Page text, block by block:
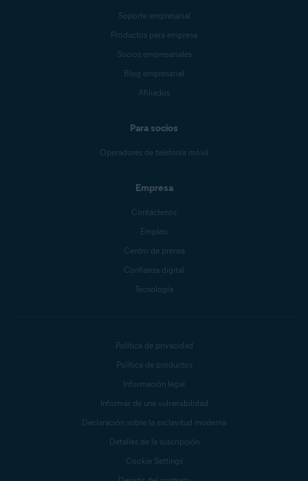
Soporte empresarial
Productos para empresa
Socios empresariales
Blog empresarial
Afiliados
Para socios
Operadores de telefonía móvil
Empresa
Contáctenos
Empleo
Centro de prensa
Confianza digital
Tecnología
Política de privacidad
Política de productos
Información legal
Informar de una vulnerabilidad
Declaración sobre la esclavitud moderna
Detalles de la suscripción
Cookie Settings